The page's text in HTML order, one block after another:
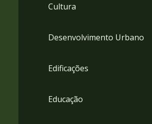
Cultura
Desenvolvimento Urbano
Edificações
Educação